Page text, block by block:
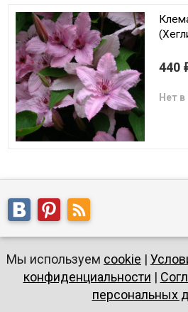
440
Нет в
Мы используем cookie |
конфиденциальности |
персональных